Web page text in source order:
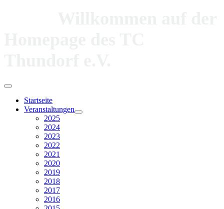
Startseite
Veranstaltungen
2025
2024
2023
2022
2021
2020
2019
2018
2017
2016